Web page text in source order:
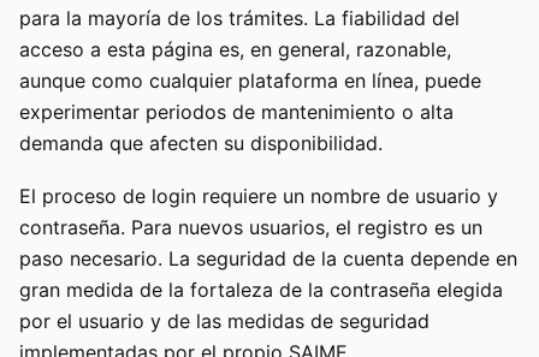
para la mayoría de los trámites. La fiabilidad del
acceso a esta página es, en general, razonable,
aunque como cualquier plataforma en línea, puede
experimentar periodos de mantenimiento o alta
demanda que afecten su disponibilidad.
El proceso de login requiere un nombre de usuario y
contraseña. Para nuevos usuarios, el registro es un
paso necesario. La seguridad de la cuenta depende en
gran medida de la fortaleza de la contraseña elegida
por el usuario y de las medidas de seguridad
implementadas por el propio SAIME.